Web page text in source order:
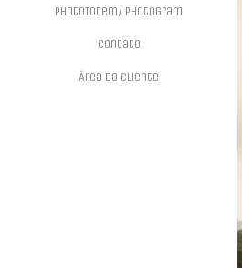
PhotoTotem/ PhotoGram
Contato
Área do Cliente